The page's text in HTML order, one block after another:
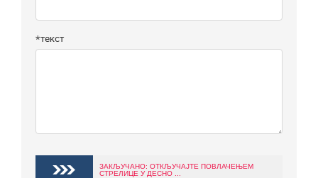
*текст
ЗАКЉУЧАНО: ОТКЉУЧАЈТЕ ПОВЛАЧЕЊЕМ
СТРЕЛИЦЕ У ДЕСНО ...